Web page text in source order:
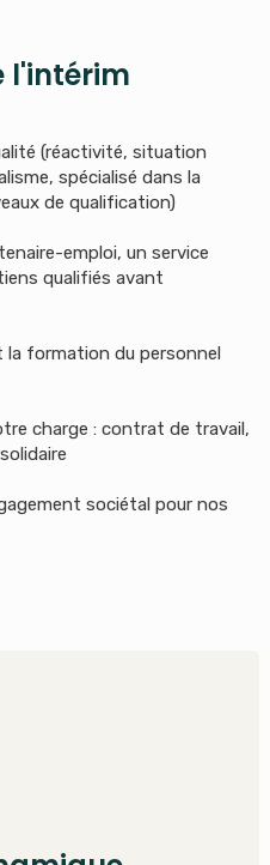
l'intérim
(réactivité, situation
spécialisé dans la
de qualification)
emploi, un service
qualifiés avant
la formation du personnel
charge : contrat de travail,
sociétal pour nos